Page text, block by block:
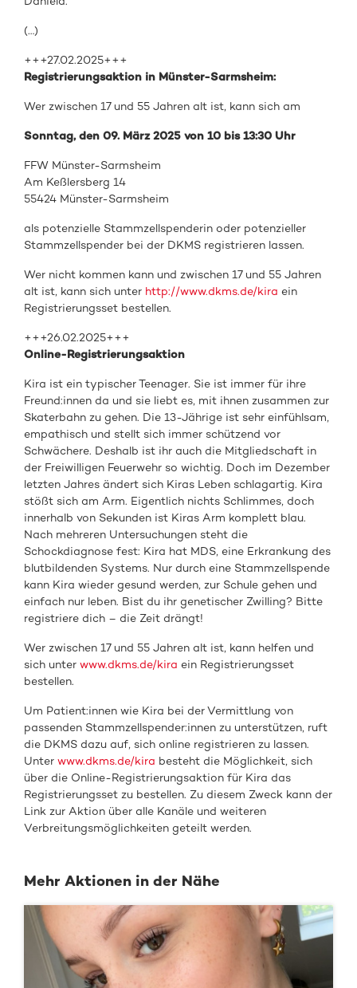
(…)
+++27.02.2025+++
Registrierungsaktion in Münster-Sarmsheim:
Wer zwischen 17 und 55 Jahren alt ist, kann sich am
Sonntag, den 09. März 2025 von 10 bis 13:30 Uhr
FFW Münster-Sarmsheim
Am Keßlersberg 14
55424 Münster-Sarmsheim
als potenzielle Stammzellspenderin oder potenzieller
Stammzellspender bei der DKMS registrieren lassen.
Wer nicht kommen kann und zwischen 17 und 55 Jahren
alt ist, kann sich unter http://www.dkms.de/kira ein
Registrierungsset bestellen.
+++26.02.2025+++
Online-Registrierungsaktion
Kira ist ein typischer Teenager. Sie ist immer für ihre
Freund:innen da und sie liebt es, mit ihnen zusammen zur
Skaterbahn zu gehen. Die 13-Jährige ist sehr einfühlsam,
empathisch und stellt sich immer schützend vor
Schwächere. Deshalb ist ihr auch die Mitgliedschaft in
der Freiwilligen Feuerwehr so wichtig. Doch im Dezember
letzten Jahres ändert sich Kiras Leben schlagartig. Kira
stößt sich am Arm. Eigentlich nichts Schlimmes, doch
innerhalb von Sekunden ist Kiras Arm komplett blau.
Nach mehreren Untersuchungen steht die
Schockdiagnose fest: Kira hat MDS, eine Erkrankung des
blutbildenden Systems. Nur durch eine Stammzellspende
kann Kira wieder gesund werden, zur Schule gehen und
einfach nur leben. Bist du ihr genetischer Zwilling? Bitte
registriere dich – die Zeit drängt!
Wer zwischen 17 und 55 Jahren alt ist, kann helfen und
sich unterwww.dkms.de/kira ein Registrierungsset
bestellen.
Um Patient:innen wie Kira bei der Vermittlung von
passenden Stammzellspender:innen zu unterstützen, ruft
die DKMS dazu auf, sich online registrieren zu lassen.
Unterwww.dkms.de/kira besteht die Möglichkeit, sich
über die Online-Registrierungsaktion für Kira das
Registrierungsset zu bestellen. Zu diesem Zweck kann der
Link zur Aktion über alle Kanäle und weiteren
Verbreitungsmöglichkeiten geteilt werden.
Mehr Aktionen in der Nähe